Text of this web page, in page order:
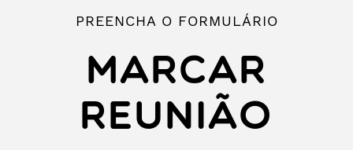
PREENCHA O FORMULÁRIO
MARCAR
REUNIÃO